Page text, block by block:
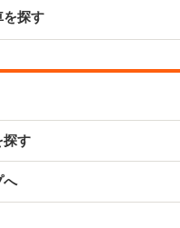
を探す
探す
へ